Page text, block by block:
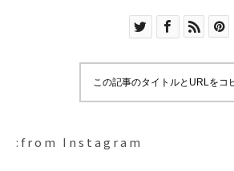
GORE-TEX。ざらりとしたマッ
ロゴのプリントが施されていな
ス#goretex#outer#autumnwinter
この記事のタイトルとURLをコ
:from Instagram